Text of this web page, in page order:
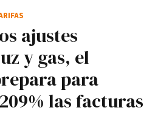
ajustes
y gas, el
para
las facturas